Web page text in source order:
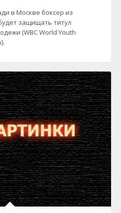
в Москве боксер из
защищать титул
(WBC World Youth